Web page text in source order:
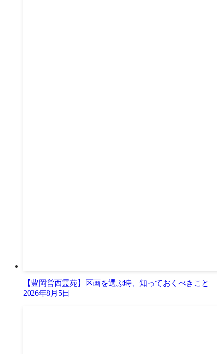
【豊岡営西霊苑】区画を選ぶ時、知っておくべきこと
2026年8月5日